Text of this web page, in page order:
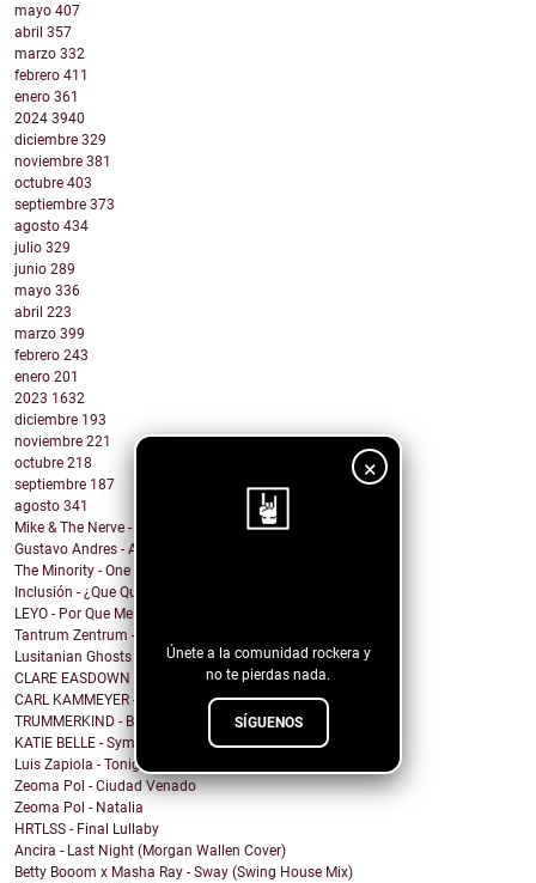
×
Únete a la comunidad rockera y
no te pierdas nada.
SÍGUENOS
mayo 407
abril 357
marzo 332
febrero 411
enero 361
2024 3940
diciembre 329
noviembre 381
octubre 403
septiembre 373
agosto 434
julio 329
junio 289
mayo 336
abril 223
marzo 399
febrero 243
enero 201
2023 1632
diciembre 193
noviembre 221
octubre 218
septiembre 187
agosto 341
Mike & The Nerve - Fool's Gold, False Idols
Gustavo Andres - AiRA
The Minority - One Of A Kind
Inclusión - ¿Que Quieres de Mí?
LEYO - Por Que Me Haces Llorar
Tantrum Zentrum - Don't Be A Fascist
Lusitanian Ghosts - September
CLARE EASDOWN - I Break
CARL KAMMEYER - One
TRUMMERKIND - Beauty Queen
KATIE BELLE - Symptoms
Luis Zapiola - Tonight
Zeoma Pol - Ciudad Venado
Zeoma Pol - Natalia
HRTLSS - Final Lullaby
Ancira - Last Night (Morgan Wallen Cover)
Betty Booom x Masha Ray - Sway (Swing House Mix)